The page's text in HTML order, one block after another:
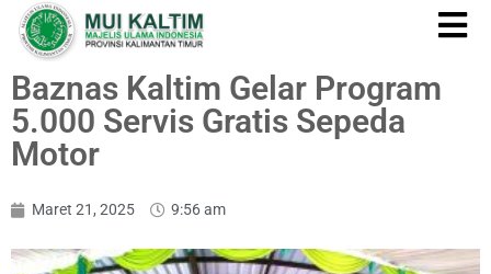
Baznas Kaltim Gelar Program
5.000 Servis Gratis Sepeda
Motor
Maret 21, 2025 9:56 am